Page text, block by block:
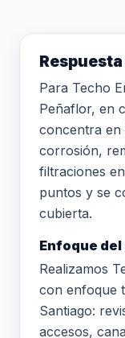
Para Techo
Peñaflor, en
concentra en
corrosión,
filtraciones
puntos y se
cubierta.
Enfoque
Realizamos
con enfoque
Santiago:
accesos,